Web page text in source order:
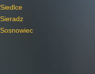
Siedlce
Sieradz
Sosnowiec